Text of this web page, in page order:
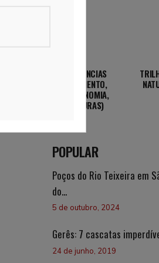
EXPERIÊNCIAS
(ALOJAMENTO,
GASTRONOMIA,
AVENTURAS)
POPULAR
Poços do Rio Teixeira em
do...
5 de outubro, 2024
Gerês: 7 cascatas
24 de junho, 2019